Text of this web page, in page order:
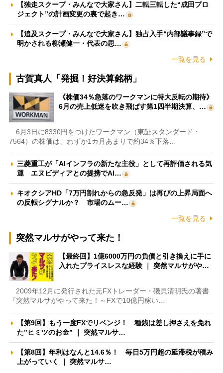
【独走スクープ・みんなで大家さん】二転三転した“成田プロ
ジェクト”の計画変更の裏で起き…
【追及スクープ・みんなで大家さん】独占入手“内部議事録”で
明かされる柳瀬健一・代表の思…
一覧を見る
古賀真人「発掘！好決算銘柄」
《株価34％急落のワークマンに特大反転の期待》
6月の売上低迷を吹き飛ばす第1四半期決算、…
6月3日に8330円をつけたワークマン（東証スタンダード・
7564）の株価は、わずか1カ月あまりで約34％下落…
三菱重工が「AIインフラの新たな主役」として再評価される気
運 エヌビディアとの提携でAI…
キオクシアHD「7万円割れからの急反発」は再びの上昇局面へ
の反転シグナルか？ 市場のムー…
一覧を見る
突然マルサがやって来た！
【最終回】1億6000万円の負債と引き換えに手に
入れたプライスレスな経験 ｜ 突然マルサがや…
2009年12月に発行された元FXトレーダー・磯貝清明氏の著書
『突然マルサがやって来た！～FXで10億円稼い…
【第9回】もう一度FXでリベンジ！ 種銭は差し押さえを免れ
た”ヒミツのお金” ｜ 突然マルサ…
【第8回】年利はなんと14.6％！ 毎日5万円超の延滞税が積み
上がっていく ｜ 突然マルサ…